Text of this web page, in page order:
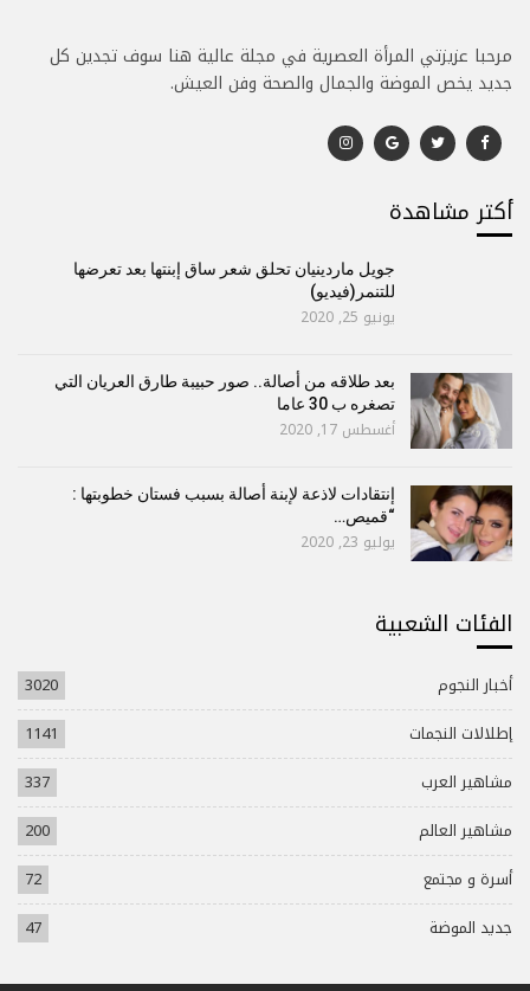
مرحبا عزيزتي المرأة العصرية في مجلة عالية هنا سوف تجدين كل
جديد يخص الموضة والجمال والصحة وفن العيش.
أكتر مشاهدة
جويل ماردينيان تحلق شعر ساق إبنتها بعد تعرضها
للتنمر(فيديو)
يونيو 25, 2020
بعد طلاقه من أصالة.. صور حبيبة طارق العريان التي
تصغره ب 30 عاما
أغسطس 17, 2020
إنتقادات لاذعة لإبنة أصالة بسبب فستان خطوبتها :
“قميص…
يوليو 23, 2020
الفئات الشعبية
أخبار النجوم
3020
إطلالات النجمات
1141
مشاهير العرب
337
مشاهير العالم
200
أسرة و مجتمع
72
جديد الموضة
47